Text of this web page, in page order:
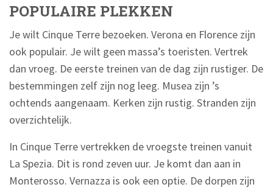
POPULAIRE PLEKKEN
Je wilt Cinque Terre bezoeken. Verona en Florence zijn
ook populair. Je wilt geen massa’s toeristen. Vertrek
dan vroeg. De eerste treinen van de dag zijn rustiger. De
bestemmingen zelf zijn nog leeg. Musea zijn ’s
ochtends aangenaam. Kerken zijn rustig. Stranden zijn
overzichtelijk.
In Cinque Terre vertrekken de vroegste treinen vanuit
La Spezia. Dit is rond zeven uur. Je komt dan aan in
Monterosso. Vernazza is ook een optie. De dorpen zijn